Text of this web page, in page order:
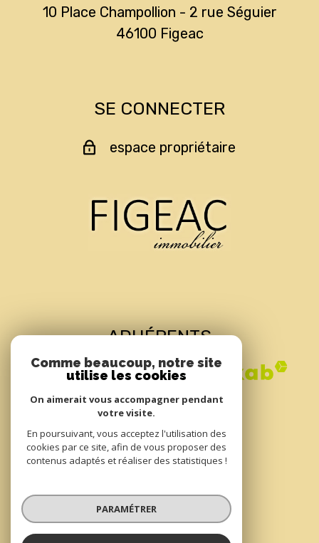
10 Place Champollion - 2 rue Séguier
46100
figeac
SE CONNECTER
espace propriétaire
ADHÉRENTS
© 2022 Tous droits réservés
Traduction powered by Google
Nos honoraires Plan du site
Comme beaucoup, notre site
utilise les cookies
On aimerait vous accompagner pendant
votre visite.
En poursuivant, vous acceptez l'utilisation des
cookies par ce site, afin de vous proposer des
contenus adaptés et réaliser des statistiques !
PARAMÉTRER